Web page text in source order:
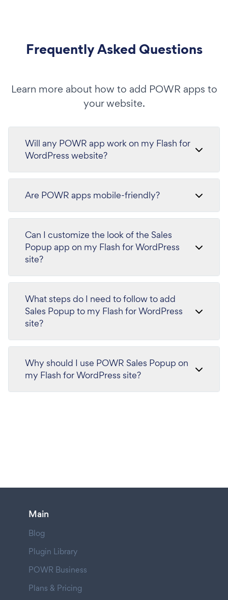
Frequently Asked Questions
Learn more about how to add POWR apps to
your website.
Will any POWR app work on my Flash for
WordPress website?
Are POWR apps mobile-friendly?
Can I customize the look of the Sales
Popup app on my Flash for WordPress
site?
What steps do I need to follow to add
Sales Popup to my Flash for WordPress
site?
Why should I use POWR Sales Popup on
my Flash for WordPress site?
Main
Blog
Plugin Library
POWR Business
Plans & Pricing